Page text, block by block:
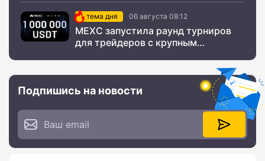
тема дня 06 августа 08:12
MEXC запустила раунд турниров
для трейдеров с крупным
Подпишись на новости